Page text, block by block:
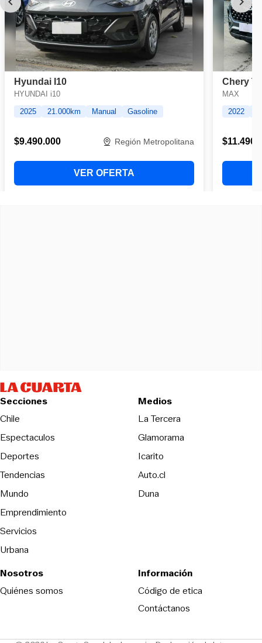
Secciones
Chile
Espectaculos
Deportes
Tendencias
Mundo
Emprendimiento
Servicios
Urbana
Medios
La TerceraOpens in new
Glamorama
Icarito
Auto.cl
DunaOpens in new window
Nosotros
Quiénes somos
Información
Código de eticaOpens in new
Contáctanos